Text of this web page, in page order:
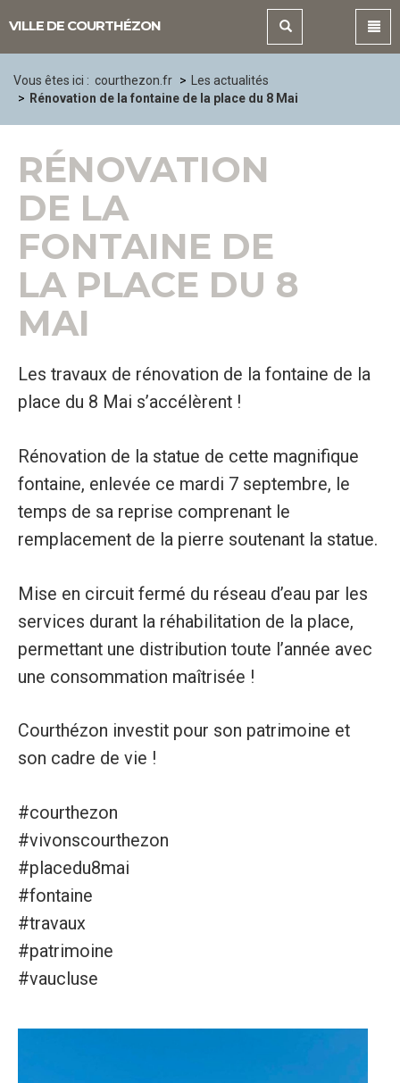
VILLE DE COURTHÉZON
Vous êtes ici : courthezon.fr
Les actualités
Rénovation de la fontaine de la place du 8 Mai
RÉNOVATION
DE LA
FONTAINE DE
LA PLACE DU 8
MAI
Les travaux de rénovation de la fontaine de la
place du 8 Mai s’accélèrent !
Rénovation de la statue de cette magnifique
fontaine, enlevée ce mardi 7 septembre, le
temps de sa reprise comprenant le
remplacement de la pierre soutenant la statue.
Mise en circuit fermé du réseau d’eau par les
services durant la réhabilitation de la place,
permettant une distribution toute l’année avec
une consommation maîtrisée !
Courthézon investit pour son patrimoine et
son cadre de vie !
#courthezon
#vivonscourthezon
#placedu8mai
#fontaine
#travaux
#patrimoine
#vaucluse